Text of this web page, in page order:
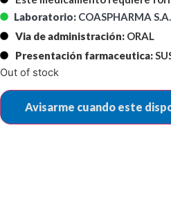
Laboratorio: COASPHARMA
Via de administración: ORAL
Presentación farmaceutica:
Out of stock